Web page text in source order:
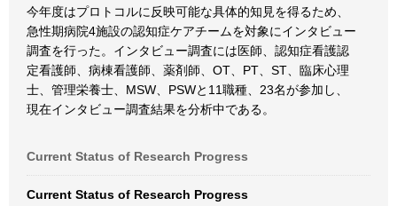
今年度はプロトコルに反映可能な具体的知見を得るため、
急性期病院4施設の認知症ケアチームを対象にインタビュー
調査を行った。インタビュー調査には医師、認知症看護認
定看護師、病棟看護師、薬剤師、OT、PT、ST、臨床心理
士、管理栄養士、MSW、PSWと11職種、23名が参加し、
現在インタビュー調査結果を分析中である。
Current Status of Research Progress
Current Status of Research Progress